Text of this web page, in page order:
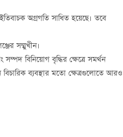
অগ্রগতি সাধিত হয়েছে। তবে
সম্মুখীন।
বিনিয়োগ বৃদ্ধির ক্ষেত্রে সমর্থন
বিচারিক ব্যবস্থার মতো ক্ষেত্রগুলোতে আরও